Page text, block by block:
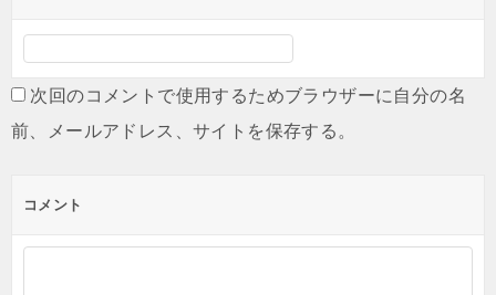
次回のコメントで使用するためブラウザーに自分の名
前、メールアドレス、サイトを保存する。
コメント